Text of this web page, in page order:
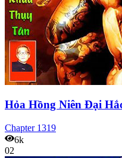
Hỏa Hồng Niên Đại
Chapter 1319
6k
02